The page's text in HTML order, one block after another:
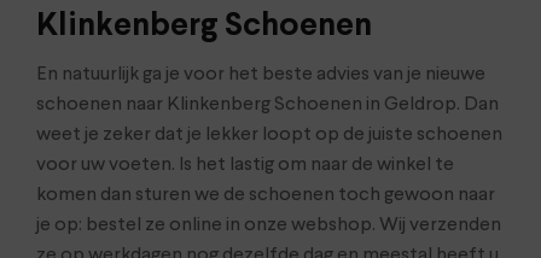
Klinkenberg Schoenen
En natuurlijk ga je voor het beste advies van je nieuwe
schoenen naar Klinkenberg Schoenen in Geldrop. Dan
weet je zeker dat je lekker loopt op de juiste schoenen
voor uw voeten. Is het lastig om naar de winkel te
komen dan sturen we de schoenen toch gewoon naar
je op: bestel ze online in onze webshop. Wij verzenden